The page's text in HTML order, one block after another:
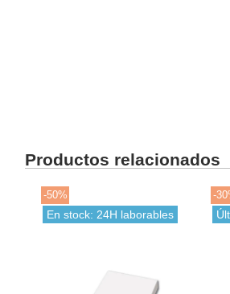
Productos relacionados
-50%
En stock: 24H laborables
-